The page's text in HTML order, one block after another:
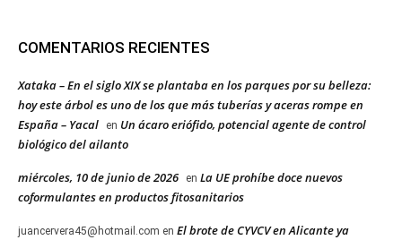
COMENTARIOS RECIENTES
Xataka – En el siglo XIX se plantaba en los parques por su belleza:
hoy este árbol es uno de los que más tuberías y aceras rompe en
España – Yacal
en Un ácaro eriófido, potencial agente de control
biológico del ailanto
miércoles, 10 de junio de 2026 en La UE prohíbe doce nuevos
coformulantes en productos fitosanitarios
juancervera45@hotmail.com en El brote de CYVCV en Alicante ya